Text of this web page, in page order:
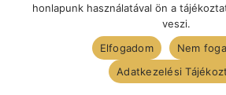
HOZZÁSZÓLÁS
honlapunk használatával ön a
veszi.
Elfogadom
Nem
Adatkezelési